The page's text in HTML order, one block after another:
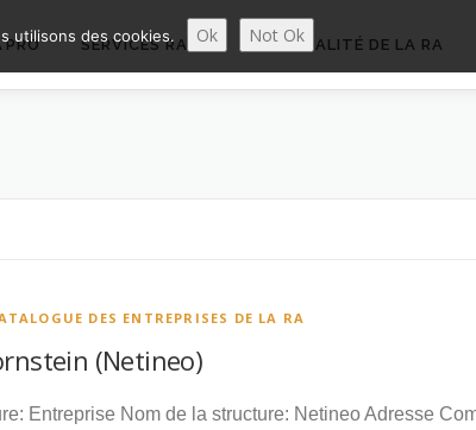
SERVICES RA’PRO ACTUALITÉ DE LA RA
DES ENTREPRISES DE LA RA
(Netineo)
Entreprise Nom de la structure: Netineo Adresse
utilisons des cookies. Ok Not Ok